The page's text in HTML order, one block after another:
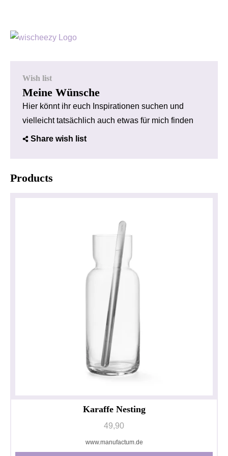
Wish list
Meine Wünsche
Hier könnt ihr euch Inspirationen suchen und
vielleicht tatsächlich auch etwas für mich finden
Share wish list
Products
Karaffe Nesting
49,90
www.manufactum.de